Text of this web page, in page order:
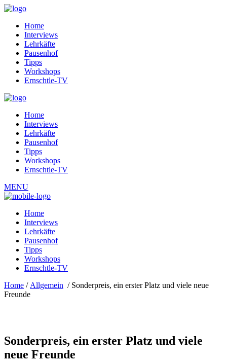
Home
Interviews
Lehrkäfte
Pausenhof
Tipps
Workshops
Ernschtle-TV
Home
Interviews
Lehrkäfte
Pausenhof
Tipps
Workshops
Ernschtle-TV
MENU
Home
Interviews
Lehrkäfte
Pausenhof
Tipps
Workshops
Ernschtle-TV
Home / Allgemein / Sonderpreis, ein erster Platz und viele neue
Freunde
Sonderpreis, ein erster Platz und viele
neue Freunde